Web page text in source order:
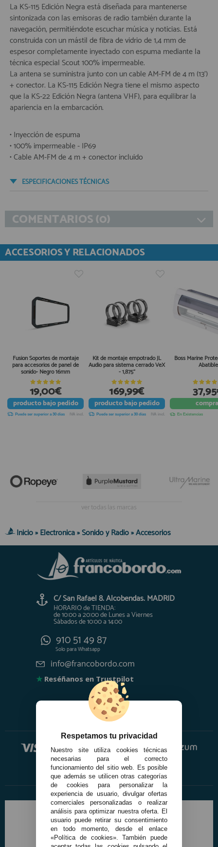
La KS-115 Edición Negra está diseñada para mantenerse
sintonizada con las emisoras de radio también durante la
navegación, permitiéndote escuchar música y noticias. Está
construida con un mástil de fibra de vidrio de 1,4 mm de
espesor completamente inyectado con espuma mediante la
técnica especial Scout 100% impermeable.
La antena se suministra junto con un cable AM-FM de 4 m (13’)
+ conector. La KS-115 Edición Negra tiene el mismo aspecto
que la KS-22 Edición Negra (antena VHF), para equilibrar la
apariencia en la embarcación.
• Inyección de espuma
• 100% impermeable - IP69
• Cable AM-FM de 4 m + conector incluido
ESPECIFICACIONES TÉCNICAS
COMENTARIOS (0)
ACCESORIOS Y RELACIONADOS
Fusion Soportes de montaje
para accesorios de panel de
sonido- Negro 16mm
19,00€
productobajo pedido
Puede ser superior a 30 días IVA incl.
Kit de montaje empotrado JL
Audio para sistema cerrado VeX
- 1,875"
169,99€
productobajo pedido
Puede ser superior a 30 días IVA incl.
Boss Marine
Abatible
En Existencias
ver todas las marcas
Inicio»Electronica»Sonido y Radio»Accesorios
C/ San Rafael 8. Alcobendas. MADRID
HORARIO de TIENDA:
de 10:00 a 20:00 de Lunes a Viernes
Sábados de 10:00 a 14:00
910 51 49 87
Solo paraWhatsapp
info@francobordo.com
★ Reséñanos en Trustpilot
Respetamos tu privacidad
Nuestro site utiliza cookies técnicas
necesarias para el correcto
funcionamiento del sitio web. Es posible
que además se utilicen otras categorías
de cookies para personalizar la
experiencia de usuario, divulgar ofertas
comerciales personalizadas o realizar
análisis para optimizar nuestra oferta. El
usuario puede retirar su consentimiento
en todo momento, desde el enlace
«Política de cookies». También puede